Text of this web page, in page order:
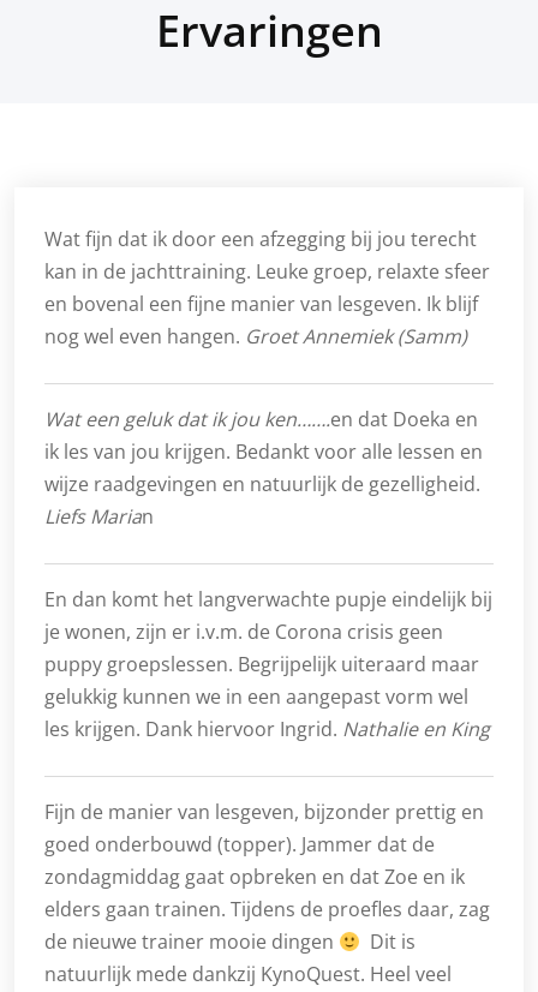
Ervaringen
Wat fijn dat ik door een afzegging bij jou terecht
kan in de jachttraining. Leuke groep, relaxte sfeer
en bovenal een fijne manier van lesgeven. Ik blijf
nog wel even hangen. Groet Annemiek (Samm)
Wat een geluk dat ik jou ken…….en dat Doeka en
ik les van jou krijgen. Bedankt voor alle lessen en
wijze raadgevingen en natuurlijk de gezelligheid.
Liefs Marian
En dan komt het langverwachte pupje eindelijk bij
je wonen, zijn er i.v.m. de Corona crisis geen
puppy groepslessen. Begrijpelijk uiteraard maar
gelukkig kunnen we in een aangepast vorm wel
les krijgen. Dank hiervoor Ingrid. Nathalie en King
Fijn de manier van lesgeven, bijzonder prettig en
goed onderbouwd (topper). Jammer dat de
zondagmiddag gaat opbreken en dat Zoe en ik
elders gaan trainen. Tijdens de proefles daar, zag
de nieuwe trainer mooie dingen
Dit is
natuurlijk mede dankzij KynoQuest. Heel veel